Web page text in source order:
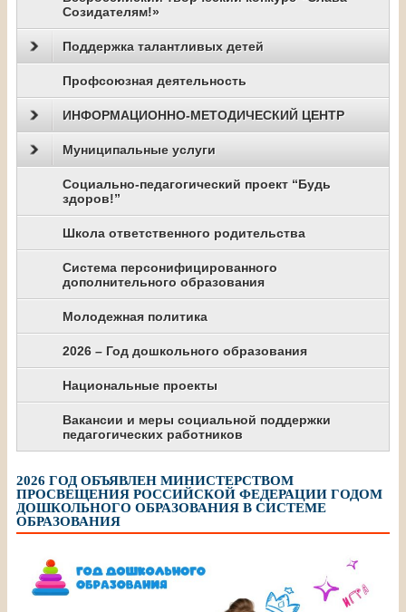
Созидателям!»
Поддержка талантливых детей
Профсоюзная деятельность
ИНФОРМАЦИОННО-МЕТОДИЧЕСКИЙ ЦЕНТР
Муниципальные услуги
Социально-педагогический проект “Будь
здоров!”
Школа ответственного родительства
Система персонифицированного
дополнительного образования
Молодежная политика
2026 – Год дошкольного образования
Национальные проекты
Вакансии и меры социальной поддержки
педагогических работников
2026 ГОД ОБЪЯВЛЕН МИНИСТЕРСТВОМ
ПРОСВЕЩЕНИЯ РОССИЙСКОЙ ФЕДЕРАЦИИ ГОДОМ
ДОШКОЛЬНОГО ОБРАЗОВАНИЯ В СИСТЕМЕ
ОБРАЗОВАНИЯ